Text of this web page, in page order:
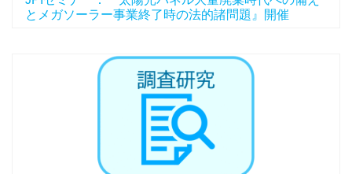
とメガソーラー事業終了時の法的諸問題』開催